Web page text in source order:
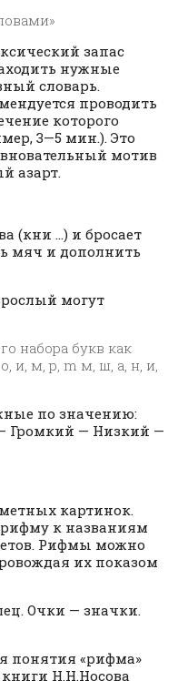
запас
нужные
словарь.
проводить
которого
3—5 мин.). Это
мотив
азарт.
(кни …) и бросает
мяч и дополнить
могут
набора букв как
и, м, p, m м, ш, а, н, и,
по значению:
Громкий — Низкий —
картинок.
рифму к названиям
Рифмы можно
их показом
Очки — значки.
понятия «рифма»
Н.Н.Носова